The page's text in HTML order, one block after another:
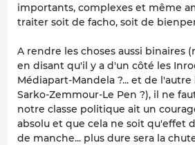
importants, complexes et même
traiter soit de facho, soit de
A rendre les choses aussi binaires
en disant qu'il y a d'un côté les
Médiapart-Mandela ?... et de
Sarko-Zemmour-Le Pen ?), il ne
notre classe politique ait un
absolu et que cela ne soit qu'effet
de manche... plus dure sera la